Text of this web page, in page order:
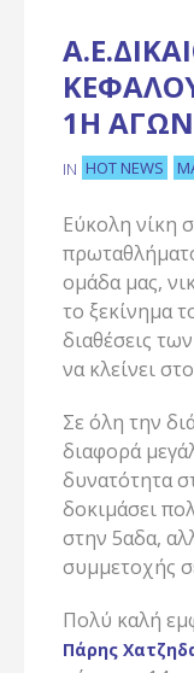
1Η
IN HOT NEWS
Εύκολη νίκη
ομάδα μας,
το ξεκίνημα
διαθέσεις
να κλείνει
Σε όλη την
διαφορά
δυνατότητα
δοκιμάσει
στην 5αδα,
συμμετοχής
Πολύ καλή
Πάρης